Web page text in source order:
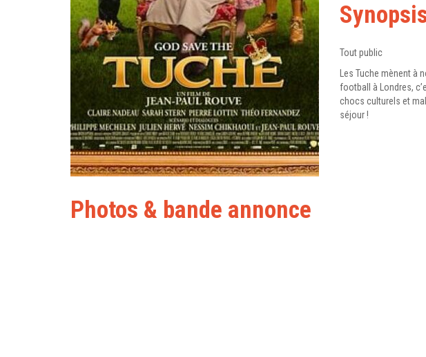
Tout public
Les Tuche mènent
football à Londres,
chocs culturels et
séjour !
Photos & bande annonce